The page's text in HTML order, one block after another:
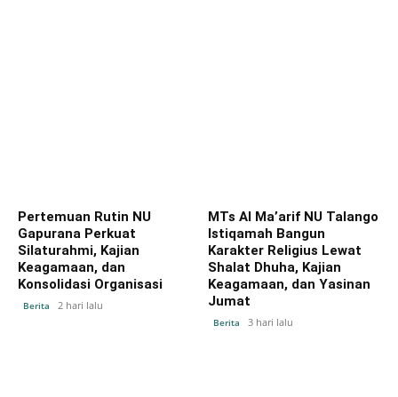
Pertemuan Rutin NU
Gapurana Perkuat
Silaturahmi, Kajian
Keagamaan, dan
Konsolidasi Organisasi
Berita 2 hari lalu
MTs Al Ma’arif NU Talango
Istiqamah Bangun
Karakter Religius Lewat
Shalat Dhuha, Kajian
Keagamaan, dan Yasinan
Jumat
Berita 3 hari lalu